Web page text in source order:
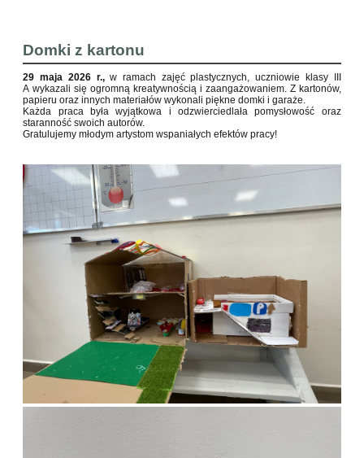
Domki z kartonu
29 maja 2026 r.,w ramach zajęć plastycznych, uczniowie klasy III
A wykazali się ogromną kreatywnością i zaangażowaniem. Z kartonów,
papieru oraz innych materiałów wykonali piękne domki i garaże.
Każda praca była wyjątkowa i odzwierciedlała pomysłowość oraz
staranność swoich autorów.
Gratulujemy młodym artystom wspaniałych efektów pracy!